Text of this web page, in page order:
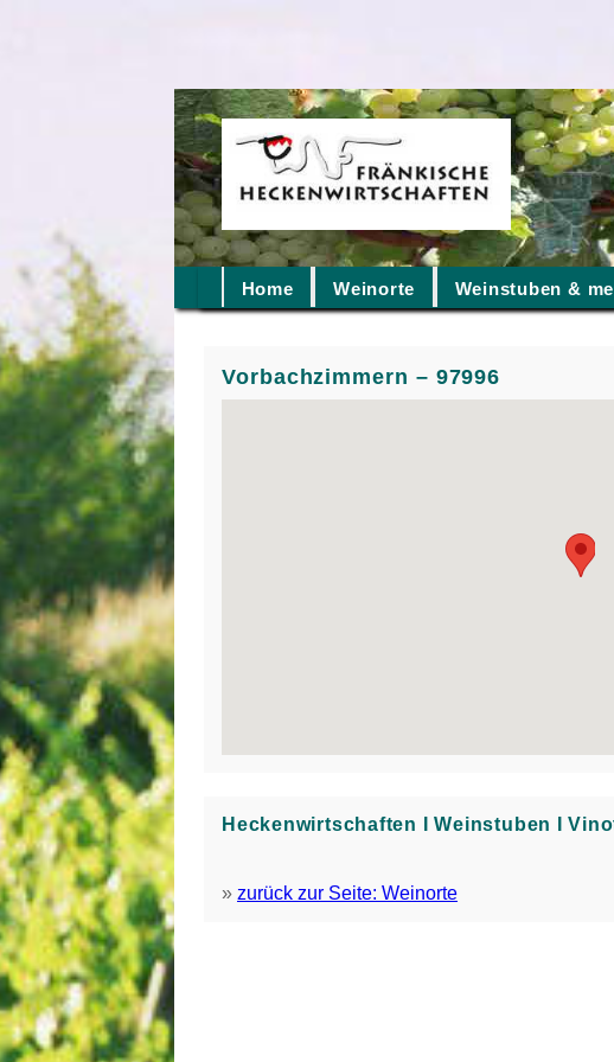
Home Weinorte Weinstuben &
Vorbachzimmern – 97996
Heckenwirtschaften Ι Weinstuben Ι
» zurück zur Seite: Weinorte